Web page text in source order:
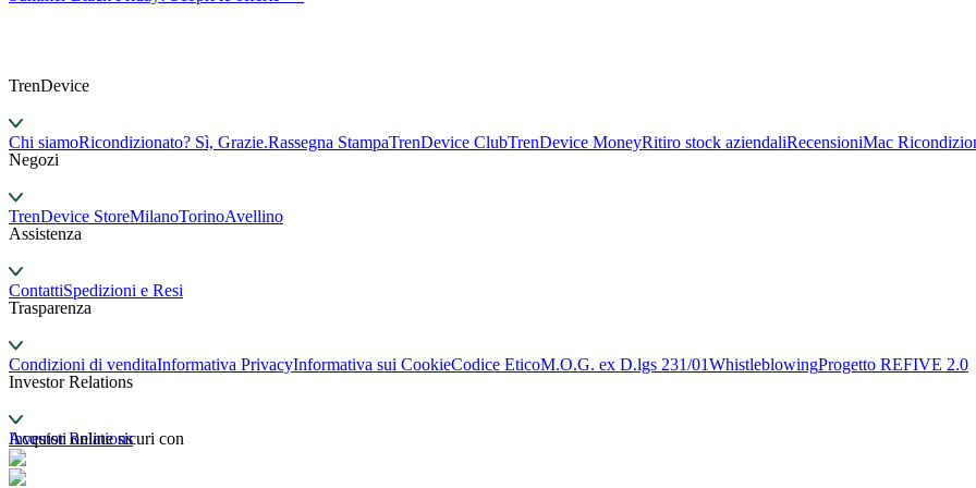
TrenDevice
Chi siamoRicondizionato? Sì, Grazie.Rassegna StampaTrenDevice ClubTrenDevice MoneyRitiro stock aziendaliRecensioniMac
Negozi
TrenDevice StoreMilanoTorinoAvellino
Assistenza
ContattiSpedizioni e Resi
Trasparenza
Condizioni di venditaInformativa PrivacyInformativa sui CookieCodice EticoM.O.G. ex D.lgs 231/01WhistleblowingProgetto REFIVE 2.0
Investor Relations
Investor Relations
Acquisti online sicuri con